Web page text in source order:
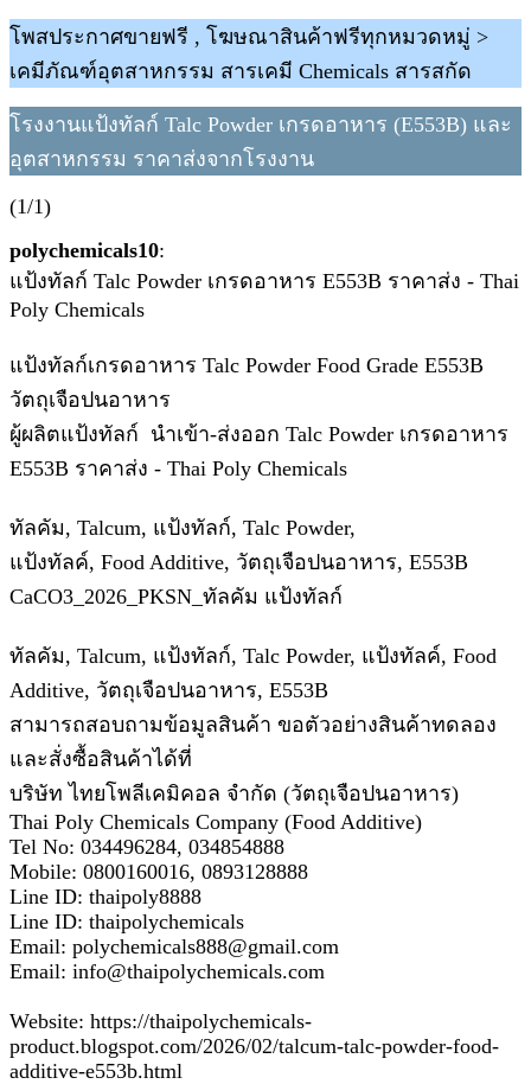
โพสประกาศขายฟรี , โฆษณาสินค้าฟรีทุกหมวดหมู่ >
เคมีภัณฑ์อุตสาหกรรม สารเคมี Chemicals สารสกัด
โรงงานแป้งทัลก์ Talc Powder เกรดอาหาร (E553B) และ
อุตสาหกรรม ราคาส่งจากโรงงาน
(1/1)
polychemicals10:
แป้งทัลก์ Talc Powder เกรดอาหาร E553B ราคาส่ง - Thai
Poly Chemicals
แป้งทัลก์เกรดอาหาร Talc Powder Food Grade E553B
วัตถุเจือปนอาหาร
ผู้ผลิตแป้งทัลก์ นำเข้า-ส่งออก Talc Powder เกรดอาหาร
E553B ราคาส่ง - Thai Poly Chemicals
ทัลคัม, Talcum, แป้งทัลก์, Talc Powder,
แป้งทัลค์, Food Additive, วัตถุเจือปนอาหาร, E553B
CaCO3_2026_PKSN_ทัลคัม แป้งทัลก์
ทัลคัม, Talcum, แป้งทัลก์, Talc Powder, แป้งทัลค์, Food
Additive, วัตถุเจือปนอาหาร, E553B
สามารถสอบถามข้อมูลสินค้า ขอตัวอย่างสินค้าทดลอง
และสั่งซื้อสินค้าได้ที่
บริษัท ไทยโพลีเคมิคอล จำกัด (วัตถุเจือปนอาหาร)
Thai Poly Chemicals Company (Food Additive)
Tel No: 034496284, 034854888
Mobile: 0800160016, 0893128888
Line ID: thaipoly8888
Line ID: thaipolychemicals
Email: polychemicals888@gmail.com
Email: info@thaipolychemicals.com
Website: https://thaipolychemicals-
product.blogspot.com/2026/02/talcum-talc-powder-food-
additive-e553b.html